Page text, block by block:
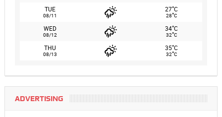
TUE
08/11
27°C
28°C
WED
08/12
34°C
32°C
THU
08/13
35°C
32°C
ADVERTISING